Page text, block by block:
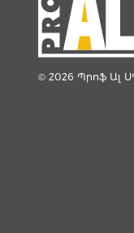
© 2026 Պրոֆ Ալ